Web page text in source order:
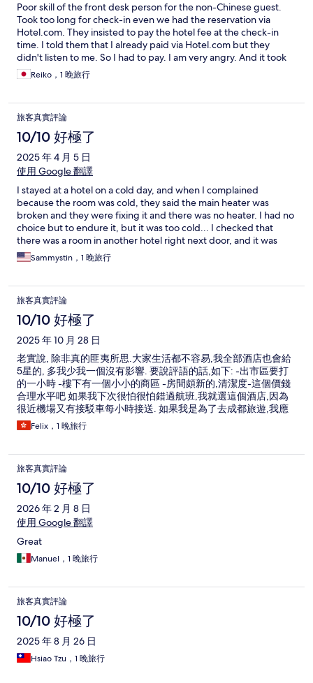
Poor skill of the front desk person for the non-Chinese guest.
Took too long for check-in even we had the reservation via
Hotel.com. They insisted to pay the hotel fee at the check-in
time. I told them that I already paid via Hotel.com but they
didn't listen to me. So I had to pay. I am very angry. And it took
35 min. bus ride from the airport to the hotel. It is too far from
the airport. I would rather to stay inside the city.
Reiko，1 晚旅行
旅客真實評論
10/10 好極了
2025 年 4 月 5 日
使用 Google 翻譯
I stayed at a hotel on a cold day, and when I complained
because the room was cold, they said the main heater was
broken and they were fixing it and there was no heater. I had no
choice but to endure it, but it was too cold... I checked that
there was a room in another hotel right next door, and it was
warm, so I paid more and tried to move, but the heater stopped
working an hour after I checked in, and it was too cold and I said
working and send someone to turn it up! I wasn't the only one
who heard it, and I clearly said that the main heater was broken
and the entire room wasn't heated, but another employee said
it was working and sent someone to turn it up? I saw another
foreign woman complaining because she was cold and really
angry!! It's a hotel that many foreigners visit, so you shouldn't lie
and save on utility costs!! I don't want to go there again! There's
a Chinese hotel in the next door, and I highly recommend it!
When I asked if there was a warm room, they brought me warm
tea and kindly showed me the room!
Sammystin，1 晚旅行
旅客真實評論
10/10 好極了
2025 年 10 月 28 日
老實說, 除非真的匪夷所思.大家生活都不容易,我全部酒店也會給
5星的, 多我少我一個沒有影響. 要說評語的話,如下: -出市區要打
的一小時 -樓下有一個小小的商區 -房間頗新的,清潔度-這個價錢
合理水平吧 如果我下次很怕很怕錯過航班,我就選這個酒店,因為
很近機場又有接駁車每小時接送. 如果我是為了去成都旅遊,我應
該會選市中心那些酒店,價錢只是相差200左右.
Felix，1 晚旅行
旅客真實評論
10/10 好極了
2026 年 2 月 8 日
使用 Google 翻譯
Great
Manuel，1 晚旅行
旅客真實評論
10/10 好極了
2025 年 8 月 26 日
Hsiao Tzu，1 晚旅行